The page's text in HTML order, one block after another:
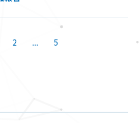
2 ... 5